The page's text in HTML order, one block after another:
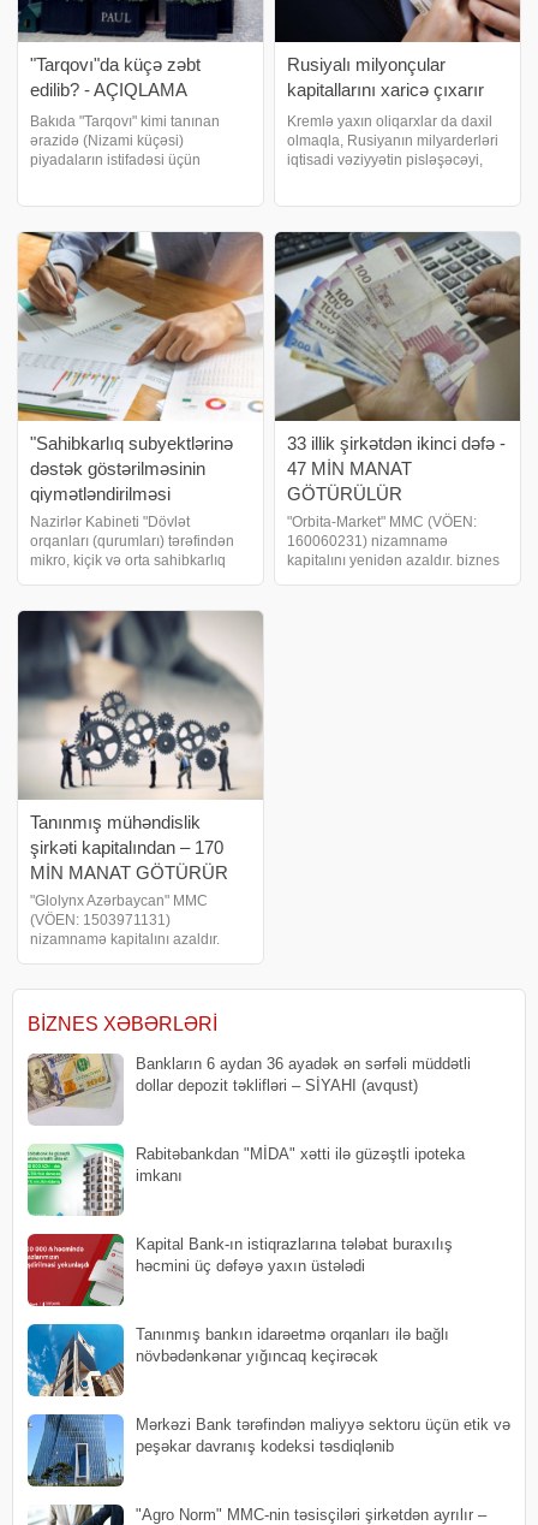
"Tarqovı"da küçə zəbt
edilib? - AÇIQLAMA
Bakıda "Tarqovı" kimi tanınan
ərazidə (Nizami küçəsi)
piyadaların istifadəsi üçün
qanunsuz sökülür? - Rəsmi
açıqlama. "Qafqazinfo"y
Rusiyalı milyonçular
kapitallarını xaricə çıxarır
Kremlə yaxın oliqarxlar da daxil
olmaqla, Rusiyanın milyarderləri
iqtisadi vəziyyətin pisləşəcəyi,
biləcəyi ilə bağlı narahatlıqlar
fonund
"Sahibkarlıq subyektlərinə
dəstək göstərilməsinin
qiymətləndirilməsi
Qaydaları" təsdiq edilib
Nazirlər Kabineti "Dövlət
orqanları (qurumları) tərəfindən
mikro, kiçik və orta sahibkarlıq
qurumlara, həmçinin mikro, kiçik
və orta sahibkarlıq subyektlərin
33 illik şirkətdən ikinci dəfə -
47 MİN MANAT
GÖTÜRÜLÜR
"Orbita-Market" MMC (VÖEN:
160060231) nizamnamə
kapitalını yenidən azaldır. biznes
Tanınmış mühəndislik
şirkəti kapitalından – 170
MİN MANAT GÖTÜRÜR
"Glolynx Azərbaycan" MMC
(VÖEN: 1503971131)
nizamnamə kapitalını azaldır.
manat azaldılaraq 330 min manat
həcmində saxlanılır
BIZNES XƏBƏRLƏRI
Bankların 6 aydan 36 ayadək ən sərfəli müddətli
dollar depozit təklifləri – SİYAHI (avqust)
Rabitəbankdan "MİDA" xətti ilə güzəştli ipoteka
imkanı
Kapital Bank-ın istiqrazlarına tələbat buraxılış
həcmini üç dəfəyə yaxın üstələdi
Tanınmış bankın idarəetmə orqanları ilə bağlı
növbədənkənar yığıncaq keçirəcək
Mərkəzi Bank tərəfindən maliyyə sektoru üçün etik və
peşəkar davranış kodeksi təsdiqlənib
"Agro Norm" MMC-nin təsisçiləri şirkətdən ayrılır –